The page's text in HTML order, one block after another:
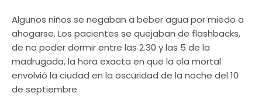
Algunos niños se negaban a beber agua por miedo a
ahogarse. Los pacientes se quejaban de flashbacks,
de no poder dormir entre las 2.30 y las 5 de la
madrugada, la hora exacta en que la ola mortal
envolvió la ciudad en la oscuridad de la noche del 10
de septiembre.